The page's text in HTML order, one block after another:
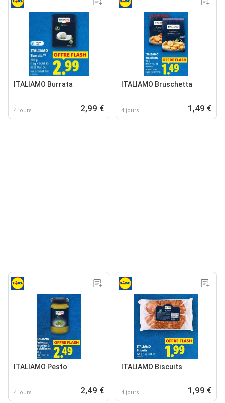
ITALIAMO Burrata
4 jours 2,99 €
ITALIAMO Bruschetta
4 jours 1,49 €
ITALIAMO Pesto
4 jours 2,49 €
ITALIAMO Biscuits
4 jours 1,99 €